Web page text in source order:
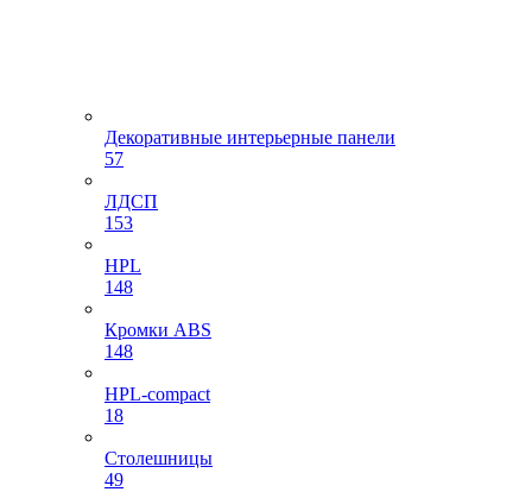
Декоративные интерьерные панели
57
ЛДСП
153
HPL
148
Кромки ABS
148
HPL-compact
18
Столешницы
49